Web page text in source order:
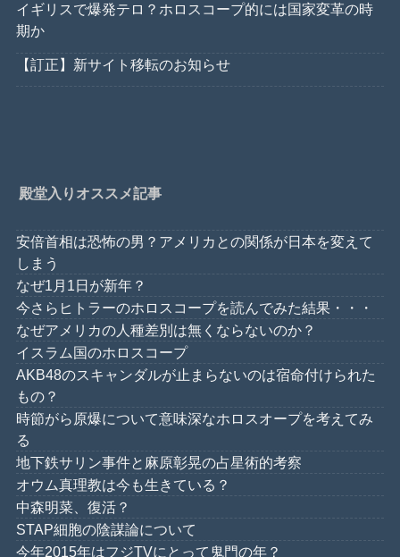
イギリスで爆発テロ？ホロスコープ的には国家変革の時
期か
【訂正】新サイト移転のお知らせ
殿堂入りオススメ記事
安倍首相は恐怖の男？アメリカとの関係が日本を変えて
しまう
なぜ1月1日が新年？
今さらヒトラーのホロスコープを読んでみた結果・・・
なぜアメリカの人種差別は無くならないのか？
イスラム国のホロスコープ
AKB48のスキャンダルが止まらないのは宿命付けられた
もの？
時節がら原爆について意味深なホロスオープを考えてみ
る
地下鉄サリン事件と麻原彰晃の占星術的考察
オウム真理教は今も生きている？
中森明菜、復活？
STAP細胞の陰謀論について
今年2015年はフジTVにとって鬼門の年？